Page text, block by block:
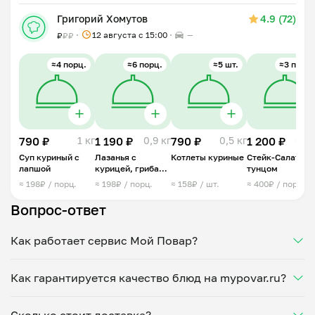
Григорий Хомутов 4.9 (72)
₽₽₽ 12 августа с 15:00 —
≈4 порц.
790 ₽ 1 кг
Суп куриный с
лапшой
≈ 198₽ / порц.
≈6 порц.
1 190 ₽ 0,9 кг
Лазанья с
курицей, грибами
и трюфелем
≈ 198₽ / порц.
≈5 шт.
790 ₽ 0,5 кг
Котлеты куриные
≈ 158₽ / шт.
≈3 порц.
1 200 ₽
Стейк-Салат с
тунцом
≈ 400₽ / порц.
Вопрос-ответ
Как работает сервис Мой Повар?
предлагающих блюда на заказ. Выбираете
заказываете домашнюю еду с доставкой на обед
Как гарантируется качество блюд на mypovar.ru?